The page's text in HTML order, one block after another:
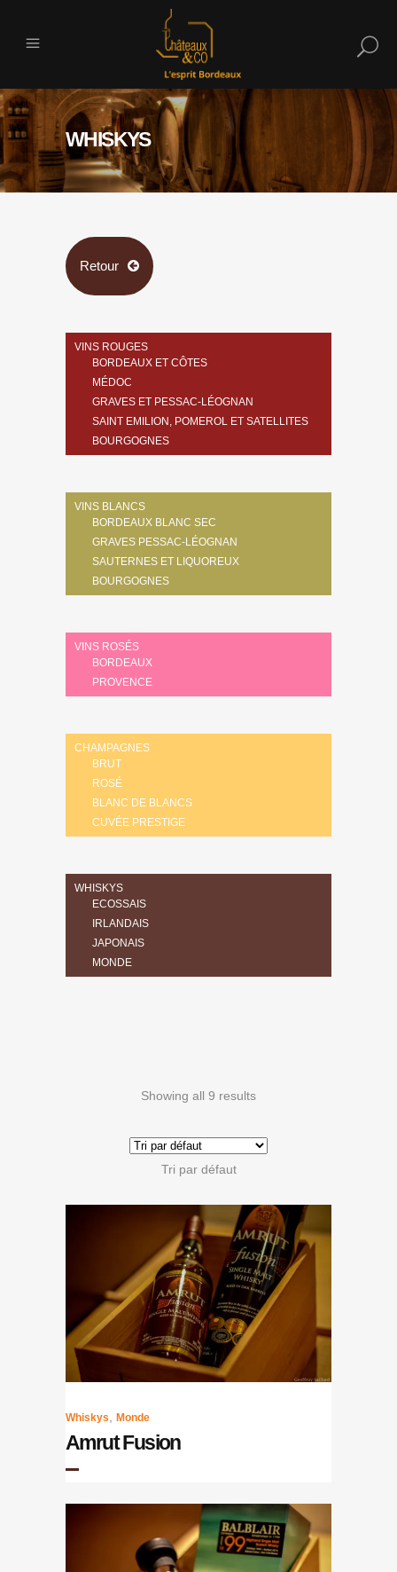
WHISKYS
Retour
VINS ROUGES
BORDEAUX ET CÔTES
MÉDOC
GRAVES ET PESSAC-LÉOGNAN
SAINT EMILION, POMEROL ET SATELLITES
BOURGOGNES
VINS BLANCS
BORDEAUX BLANC SEC
GRAVES PESSAC-LÉOGNAN
SAUTERNES ET LIQUOREUX
BOURGOGNES
VINS ROSÉS
BORDEAUX
PROVENCE
CHAMPAGNES
BRUT
ROSÉ
BLANC DE BLANCS
CUVÉE PRESTIGE
WHISKYS
ECOSSAIS
IRLANDAIS
JAPONAIS
MONDE
Showing all 9 results
Tri par défaut
Whiskys Monde
Amrut Fusion